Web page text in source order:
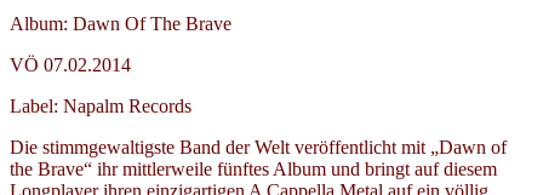
Album: Dawn Of The Brave
VÖ 07.02.2014
Label: Napalm Records
Die stimmgewaltigste Band der Welt veröffentlicht mit „Dawn of
the Brave“ ihr mittlerweile fünftes Album und bringt auf diesem
Longplayer ihren einzigartigen A Cappella Metal auf ein völlig